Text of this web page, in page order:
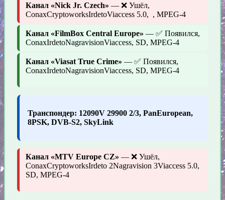
Канал «Nick Jr. Czech» — ❌ Ушёл,
ConaxCryptoworksIrdetoViaccess 5.0, , MPEG-4
Канал «FilmBox Central Europe» — ✅ Появился,
ConaxIrdetoNagravisionViaccess, SD, MPEG-4
Канал «Viasat True Crime» — ✅ Появился,
ConaxIrdetoNagravisionViaccess, SD, MPEG-4
Транспондер: 12090V 29900 2/3, PanEuropean,
8PSK, DVB-S2, SkyLink
Канал «MTV Europe CZ» — ❌ Ушёл,
ConaxCryptoworksIrdeto 2Nagravision 3Viaccess 5.0,
SD, MPEG-4